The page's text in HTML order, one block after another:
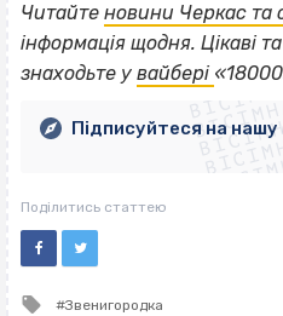
Читайте новини Черкас та
інформація щодня. Цікаві
знаходьте у вайбері
Підписуйтеся на нашу
Поділитись статтею
Tagged
Звенигородка